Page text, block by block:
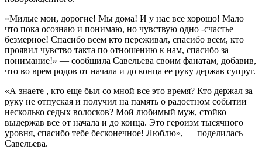
«Милые мои, дорогие! Мы дома! И у нас все хорошо! Мало
что пока осознаю и понимаю, но чувствую одно -счастье
безмерное! Спасибо всем кто переживал, спасибо всем, кто
проявил чувство такта по отношению к нам, спасибо за
понимание!» — сообщила Савельева своим фанатам, добавив,
что во врем родов от начала и до конца ее руку держав супруг.
«А знаете , кто еще был со мной все это время? Кто держал за
руку не отпуская и получил на память о радостном событии
несколько седых волосков? Мой любимый муж, стойко
выдержав все от начала и до конца. Это героизм тысячного
уровня, спасибо тебе бесконечное! Люблю», — поделилась
Савельева.